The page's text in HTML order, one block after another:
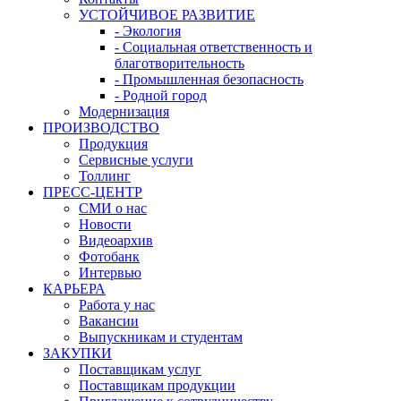
УСТОЙЧИВОЕ РАЗВИТИЕ
- Экология
- Социальная ответственность и
благотворительность
- Промышленная безопасность
- Родной город
Модернизация
ПРОИЗВОДСТВО
Продукция
Сервисные услуги
Толлинг
ПРЕСС-ЦЕНТР
СМИ о нас
Новости
Видеоархив
Фотобанк
Интервью
КАРЬЕРА
Работа у нас
Вакансии
Выпускникам и студентам
ЗАКУПКИ
Поставщикам услуг
Поставщикам продукции